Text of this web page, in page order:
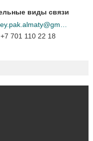
+7 701 110 22 18